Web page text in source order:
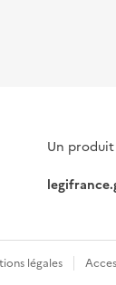
Un
légales